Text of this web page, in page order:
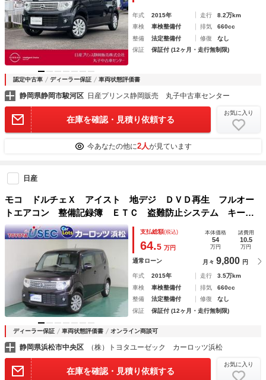
年式 2015年 走行
8.2万km
車検
車検整備付 排気
660cc
整備
法定整備付 修復
なし
保証
保証付 (12ヶ月・走行無制限)
認定中古車 ディーラー保証 車両状態評価書
静岡県静岡市駿河区 日産プリンス静岡販売 丸子中古車センター
在庫を確認・見積り依頼する
お気に入り
今あなたの他に2人が見ています
日産
モコ ドルチェＸ アイスト 地デジ ＤＶＤ再生 フルオー
トエアコン 整備記録簿 ＥＴＣ 盗難防止システム キーレ
ス ナビＴＶ ＡＢＳ パワーウィンドウ アルミホイール
メモリーナビ
支払総額(税込)
64.5 万円
本体価格
54
万円
諸費用
10.5
万円
通常ローン 月々 9,800 円
年式 2015年 走行
3.5万km
車検
車検整備付 排気
660cc
整備
法定整備付 修復
なし
保証
保証付 (12ヶ月・走行無制限)
ディーラー保証 車両状態評価書 オンライン商談可
静岡県浜松市中央区 （株）トヨタユーゼック カーロッツ浜松
在庫を確認・見積り依頼する
お気に入り